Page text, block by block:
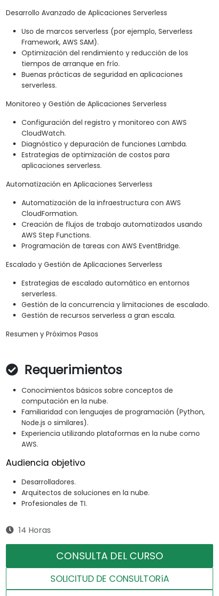
Desarrollo Avanzado de Aplicaciones Serverless
Uso de marcos serverless (por ejemplo, Serverless
Framework, AWS SAM).
Optimización del rendimiento y reducción de los
tiempos de arranque en frío.
Buenas prácticas de seguridad en aplicaciones
serverless.
Monitoreo y Gestión de Aplicaciones Serverless
Configuración del registro y monitoreo con AWS
CloudWatch.
Diagnóstico y depuración de funciones Lambda.
Estrategias de optimización de costos para
aplicaciones serverless.
Automatización en Aplicaciones Serverless
Automatización de la infraestructura con AWS
CloudFormation.
Creación de flujos de trabajo automatizados usando
AWS Step Functions.
Programación de tareas con AWS EventBridge.
Escalado y Gestión de Aplicaciones Serverless
Estrategias de escalado automático en entornos
serverless.
Gestión de la concurrencia y limitaciones de escalado.
Gestión de recursos serverless a gran escala.
Resumen y Próximos Pasos
Requerimientos
Conocimientos básicos sobre conceptos de
computación en la nube.
Familiaridad con lenguajes de programación (Python,
Node.js o similares).
Experiencia utilizando plataformas en la nube como
AWS.
Audiencia objetivo
Desarrolladores.
Arquitectos de soluciones en la nube.
Profesionales de TI.
14 Horas
CONSULTA DEL CURSO
SOLICITUD DE CONSULTORíA